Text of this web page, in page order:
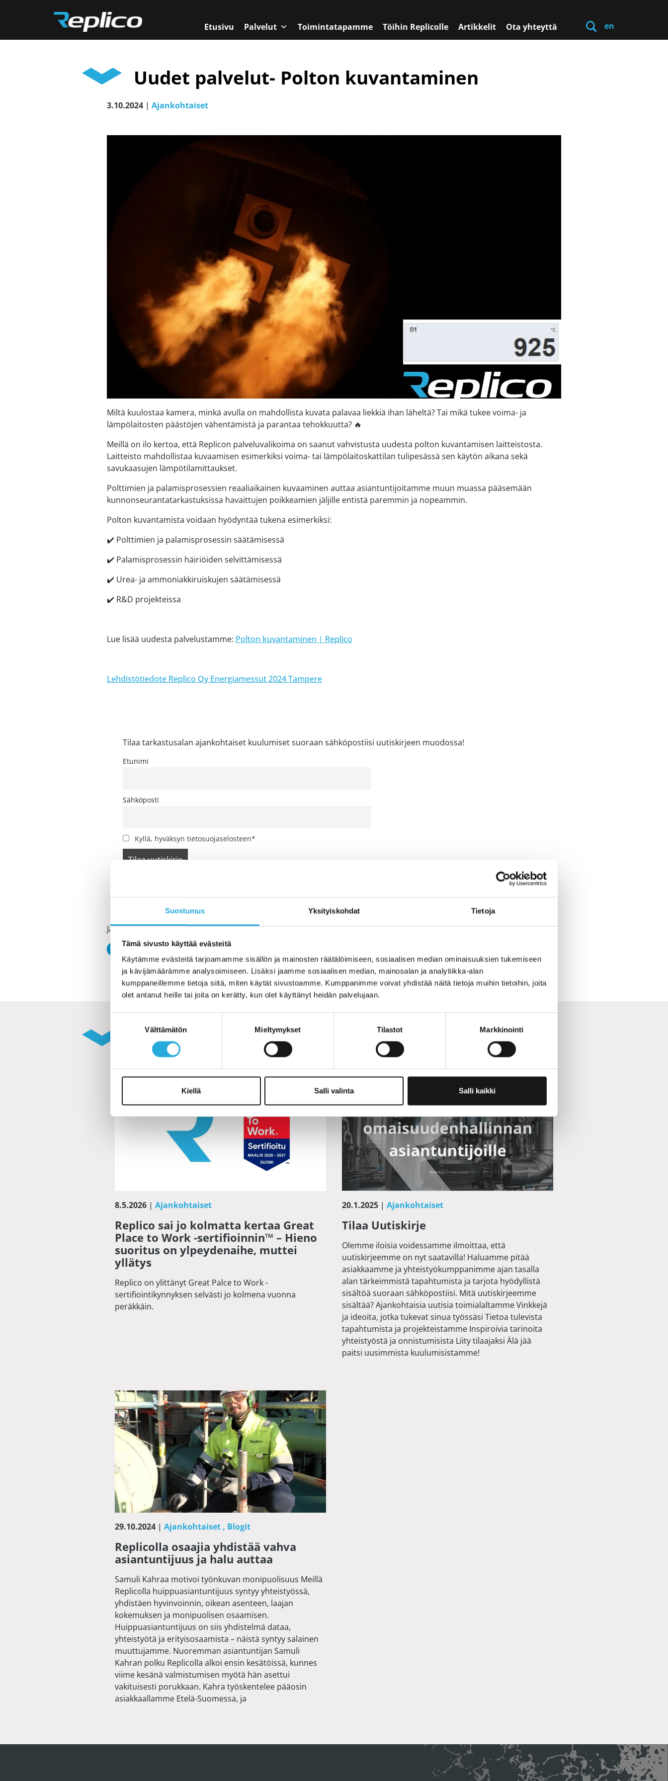
Suostumus Yksityiskohdat Tietoja
Tämä sivusto käyttää evästeitä
Käytämme evästeitä tarjoamamme sisällön ja mainosten räätälöimiseen, sosiaalisen median ominaisuuksien tukemiseen
ja kävijämäärämme analysoimiseen. Lisäksi jaamme sosiaalisen median, mainosalan ja analytiikka-alan
kumppaneillemme tietoja siitä, miten käytät sivustoamme. Kumppanimme voivat yhdistää näitä tietoja muihin tietoihin, joita
olet antanut heille tai joita on kerätty, kun olet käyttänyt heidän palvelujaan.
valinta
Välttämätön Mieltymykset Tilastot Markkinointi
Kiellä Salli valinta Salli kaikki
Päävalikko Etusivu Palvelut Toimintatapamme Töihin Replicolle Artikkelit Ota yhteyttä en
Uudet palvelut- Polton kuvantaminen
3.10.2024 | Ajankohtaiset
Miltä kuulostaa kamera, minkä avulla on mahdollista kuvata palavaa liekkiä ihan läheltä? Tai mikä tukee voima- ja
lämpölaitosten päästöjen vähentämistä ja parantaa tehokkuutta? 🔥
Meillä on ilo kertoa, että Replicon palveluvalikoima on saanut vahvistusta uudesta polton kuvantamisen laitteistosta.
Laitteisto mahdollistaa kuvaamisen esimerkiksi voima- tai lämpölaitoskattilan tulipesässä sen käytön aikana sekä
savukaasujen lämpötilamittaukset.
Polttimien ja palamisprosessien reaaliaikainen kuvaaminen auttaa asiantuntijoitamme muun muassa pääsemään
kunnonseurantatarkastuksissa havaittujen poikkeamien jäljille entistä paremmin ja nopeammin.
Polton kuvantamista voidaan hyödyntää tukena esimerkiksi:
✔️ Polttimien ja palamisprosessin säätämisessä
✔️ Palamisprosessin häiriöiden selvittämisessä
✔️ Urea- ja ammoniakkiruiskujen säätämisessä
✔️ R&D projekteissa
Lue lisää uudesta palvelustamme: Polton kuvantaminen | Replico
Lehdistötiedote Replico Oy Energiamessut 2024 Tampere
Tilaa tarkastusalan ajankohtaiset kuulumiset suoraan sähköpostiisi uutiskirjeen muodossa!
Etunimi
Sähköposti
Kyllä, hyväksyn tietosuojaselosteen*
Jaa uutinen
Facebook
LinkedIn
Muut ajankohtaiset
8.5.2026 | Ajankohtaiset
Replico sai jo kolmatta kertaa Great
Place to Work -sertifioinnin™ – Hieno
suoritus on ylpeydenaihe, muttei
yllätys
Replico on ylittänyt Great Palce to Work -
sertifiointikynnyksen selvästi jo kolmena vuonna
peräkkäin.
20.1.2025 | Ajankohtaiset
Tilaa Uutiskirje
Olemme iloisia voidessamme ilmoittaa, että
uutiskirjeemme on nyt saatavilla! Haluamme pitää
asiakkaamme ja yhteistyökumppanimme ajan tasalla
alan tärkeimmistä tapahtumista ja tarjota hyödyllistä
sisältöä suoraan sähköpostiisi. Mitä uutiskirjeemme
sisältää? Ajankohtaisia uutisia toimialaltamme Vinkkejä
ja ideoita, jotka tukevat sinua työssäsi Tietoa tulevista
tapahtumista ja projekteistamme Inspiroivia tarinoita
yhteistyöstä ja onnistumisista Liity tilaajaksi Älä jää
paitsi uusimmista kuulumisistamme!
29.10.2024 | Ajankohtaiset Blogit
Replicolla osaajia yhdistää vahva
asiantuntijuus ja halu auttaa
Samuli Kahraa motivoi työnkuvan monipuolisuus Meillä
Replicolla huippuasiantuntijuus syntyy yhteistyössä,
yhdistäen hyvinvoinnin, oikean asenteen, laajan
kokemuksen ja monipuolisen osaamisen.
Huippuasiantuntijuus on siis yhdistelmä dataa,
yhteistyötä ja erityisosaamista – näistä syntyy salainen
muuttujamme. Nuoremman asiantuntijan Samuli
Kahran polku Replicolla alkoi ensin kesätöissä, kunnes
viime kesänä valmistumisen myötä hän asettui
vakituisesti porukkaan. Kahra työskentelee pääosin
asiakkaallamme Etelä-Suomessa, ja